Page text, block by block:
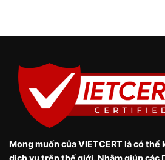
Mong muốn của VIETCERT là có
dịch vụ trên thế giới. Nhằm giúp các